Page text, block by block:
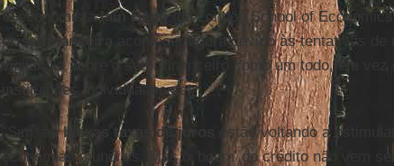
O economistaIain Begg, da London School of
crise financeira
acontecer agora devido às tentativas de
vigilância sobre o setor financeiro como um todo, em vez
instituições individualmente.
"Sim, asbaixas taxas de juros
estão voltando a
economias mundiais. Mas o 'boom' do crédito não vem